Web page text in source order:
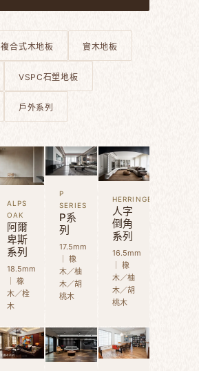
複合式木地板 實木地板
VSPC石塑地板
戶外系列
ALPS
OAK
阿爾
卑斯
系列
18.5mm
｜ 橡
木／栓
木
P
SERIES
P系
列
17.5mm
｜ 橡
木／柚
木／胡
桃木
HERRINGBONE
人字
倒角
系列
16.5mm
｜ 橡
木／柚
木／胡
桃木